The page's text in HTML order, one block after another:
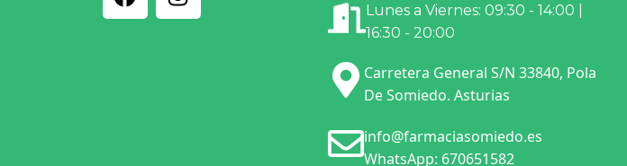
Lunes a Viernes: 09:30 - 14:00 |
16:30 - 20:00
Carretera General S/N 33840, Pola
De Somiedo. Asturias
info@farmaciasomiedo.es
WhatsApp: 670651582